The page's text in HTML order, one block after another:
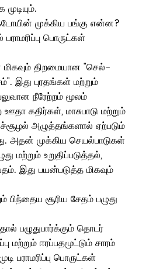
முக்கிய பங்கு என்ன?
பொருட்கள்
திறமையான "செல்-
இது புரதங்கள் மற்றும்
நீரேற்றம் மூலம்
ஊதா கதிர்கள், மாசுபாடு மற்றும்
அழுத்தங்களால் ஏற்படும்
அதன் முக்கிய செயல்பாடுகள்
மற்றும் உறுதிப்படுத்தல்,
இது பயன்படுத்த மிகவும்
பிந்தைய சூரிய சேதம் பழுது
பழுதுபார்க்கும் தொடர்
மற்றும் ஈரப்பதமூட்டும் சாரம்
பராமரிப்பு பொருட்கள்